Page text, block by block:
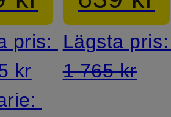
pris:
kr
och
stenar
Lägsta
1 765 kr